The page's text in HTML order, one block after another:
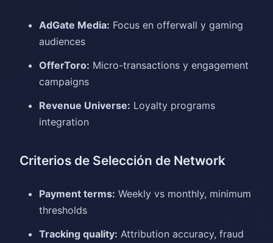
AdGate Media: Focus en offerwall y gaming
audiences
OfferToro: Micro-transactions y engagement
campaigns
Revenue Universe: Loyalty programs
integration
Criterios de Selección de Network
Payment terms: Weekly vs monthly, minimum
thresholds
Tracking quality: Attribution accuracy, fraud